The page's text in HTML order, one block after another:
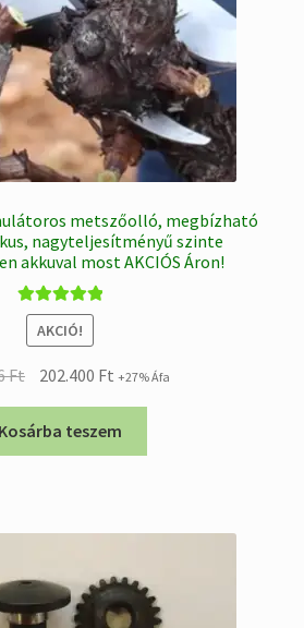
metszőolló, megbízható
nagyteljesítményű szinte
akkuval most AKCIÓS Áron!
Értékelés:
5.00/ 5
AKCIÓ!
Ft
Original
price
was:
343.176 Ft.
202.400 FtCurrent
price
is:
202.400 Ft.
+27% Áfa
Kosárba teszem